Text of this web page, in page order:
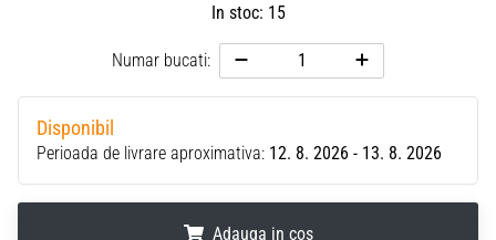
In stoc: 15
Numar bucati:
Disponibil
Perioada de livrare aproximativa: 12. 8. 2026 - 13. 8. 2026
Adauga in cos